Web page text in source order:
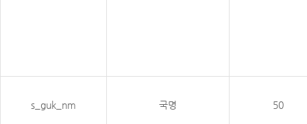
s_guk_nm 국명 50